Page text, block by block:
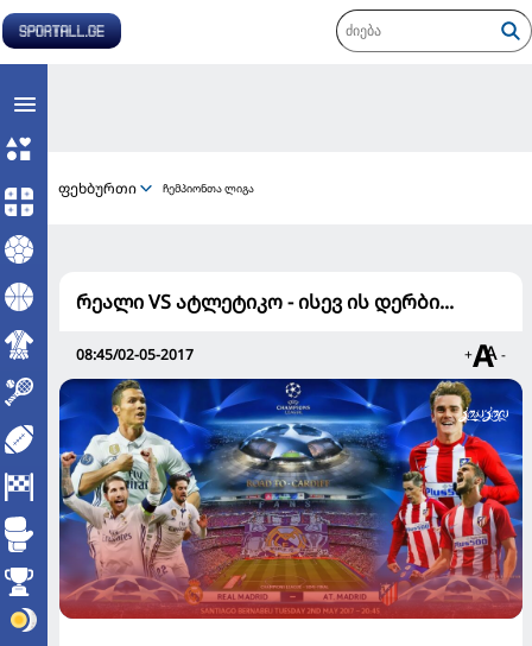
ფეხბურთი ჩემპიონთა ლიგა
რეალი VS ატლეტიკო - ისევ ის დერბი...
08:45/02-05-2017 + -